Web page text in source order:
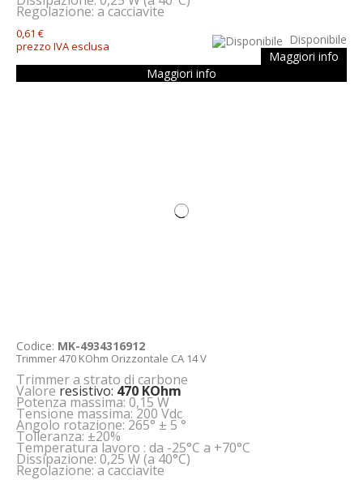
Regolazione: a cacciavite
0,61 €
prezzo IVA esclusa
Disponibile
Maggiori info
Maggiori info
Codice: MK-4934316912
Trimmer 470 KOhm Orizzontale CA 14 V
Trimmer a strato di carbone
Valoreresistivo:470 KOhm
Potenza massima: 0,15 W
Tensione massima: 200 Vdc
Angolo rotazione: 265° ± 5 °
Tolleranza: ±20%
Temperatura lavoro : da -25°C a +70°C
Dissipazione: 0,25 W (a 40°C)
Regolazione: a cacciavite